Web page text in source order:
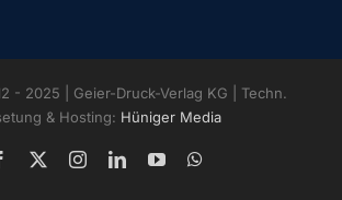
- 2025 | Geier-Druck-Verlag KG | Techn.
& Hosting: Hüniger Media
Facebook InstagramLinkedInYouTube